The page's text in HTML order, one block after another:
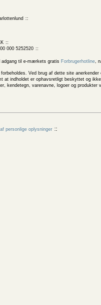
000 5252520
til e-mærkets gratis Forbrugerhotline,
Ved brug af dette site
at indholdet er ophavsretligt beskyttet og
kendetegn, varenavne, logoer og
personlige oplysninger